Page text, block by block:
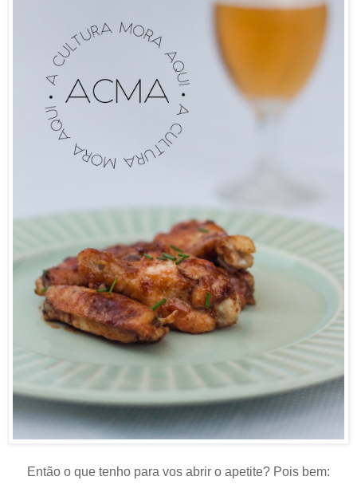
Então o que tenho para vos abrir o apetite? Pois bem: